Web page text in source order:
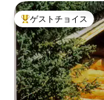
大好評のゲストチョ
ゲストチョイス